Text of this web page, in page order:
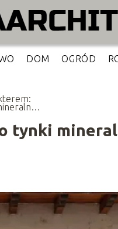
DOM OGRÓD
tynki